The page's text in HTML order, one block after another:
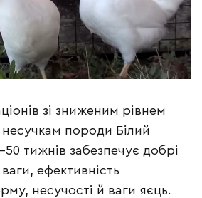
зі зниженим рівнем
породи Білий
50 тижнів забезпечує добрі
ефективність
несучості й ваги яєць.